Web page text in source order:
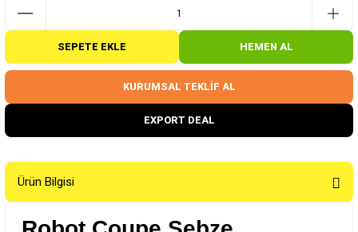
SEPETE EKLE HEMEN AL
KURUMSAL TEKLİF AL
EXPORT DEAL
Ürün Bilgisi